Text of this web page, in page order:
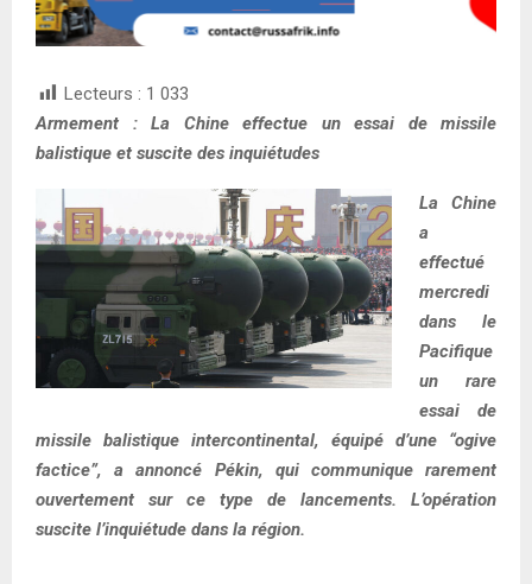
Lecteurs : 1 033
Armement : La Chine effectue un essai de missile
balistique et suscite des inquiétudes
La Chine
a
effectué
mercredi
dans le
Pacifique
un rare
essai de
missile balistique intercontinental, équipé d’une “ogive
factice”, a annoncé Pékin, qui communique rarement
ouvertement sur ce type de lancements. L’opération
suscite l’inquiétude dans la région.